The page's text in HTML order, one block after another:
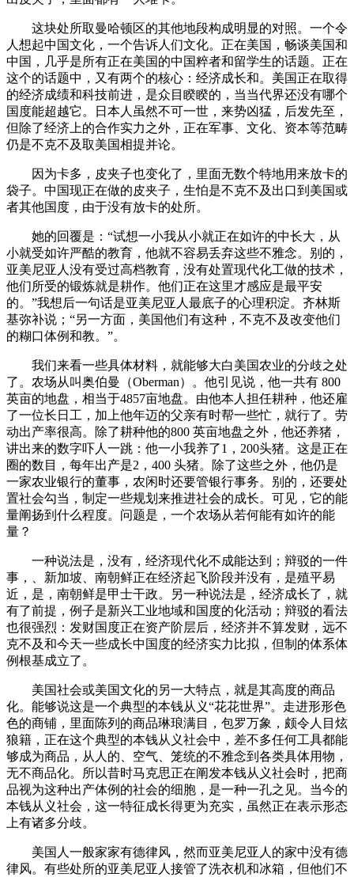
这块处所取曼哈顿区的其他地段构成明显的对照。一个令
人想起中国文化，一个告诉人们文化。正在美国，畅谈美国和
中国，几乎是所有正在美国的中国粹者和留学生的话题。正在
这个的话题中，又有两个的核心：经济成长和。美国正在取得
的经济成绩和科技前进，是众目睽睽的，当当代界还没有哪个
国度能超越它。日本人虽然不可一世，来势凶猛，后发先至，
但除了经济上的合作实力之外，正在军事、文化、资本等范畴
仍是不克不及取美国相提并论。
因为卡多，皮夹子也变化了，里面无数个特地用来放卡的
袋子。中国现正在做的皮夹子，生怕是不克不及出口到美国或
者其他国度，由于没有放卡的处所。
她的回覆是：“试想一小我从小就正在如许的中长大，从
小就受如许严酷的教育，他就不容易丢弃这些不雅念。别的，
亚美尼亚人没有受过高档教育，没有处置现代化工做的技术，
他们所受的锻炼就是耕作。他们正在这里才感应是最平安
的。”我想后一句话是亚美尼亚人最底子的心理积淀。齐林斯
基弥补说；“另一方面，美国他们有这种，不克不及改变他们
的糊口体例和教。”。
我们来看一些具体材料，就能够大白美国农业的分歧之处
了。农场从叫奥伯曼（Oberman）。他引见说，他一共有 800
英亩的地盘，相当于4857亩地盘。由他本人担任耕种，他还雇
了一位长日工，加上他年迈的父亲有时帮一些忙，就行了。劳
动出产率很高。除了耕种他的800 英亩地盘之外，他还养猪，
讲出来的数字吓人一跳：他一小我养了1，200头猪。这是正在
圈的数目，每年出产是2，400 头猪。除了这些之外，他仍是
一家农业银行的董事，农闲时还要管银行事务。别的，还要处
置社会勾当，制定一些规划来推进社会的成长。可见，它的能
量阐扬到什么程度。问题是，一个农场从若何能有如许的能
量？
一种说法是，没有，经济现代化不成能达到；辩驳的一件
事，、新加坡、南朝鲜正在经济起飞阶段并没有，是殖平易
近，是，南朝鲜是甲士干政。另一种说法是，经济成长了，就
有了前提，例子是新兴工业地域和国度的化活动；辩驳的看法
也很强烈：发财国度正在资产阶层后，经济并不算发财，远不
克不及和今天一些成长中国度的经济实力比拟，但制的体系体
例根基成立了。
美国社会或美国文化的另一大特点，就是其高度的商品
化。能够说这是一个典型的本钱从义“花花世界”。走进形形色
色的商铺，里面陈列的商品琳琅满目，包罗万象，颇令人目炫
狼籍，正在这个典型的本钱从义社会中，差不多任何工具都能
够成为商品，从人的、空气、笼统的不雅念到各类具体用物，
无不商品化。所以昔时马克思正在阐发本钱从义社会时，把商
品视为这种出产体例的社会的细胞，是一种一孔之见。当今的
本钱从义社会，这一特征成长得更为充实，虽然正在表示形态
上有诸多分歧。
美国人一般家家有德律风，然而亚美尼亚人的家中没有德
律风。有些处所的亚美尼亚人接管了洗衣机和冰箱，但他们不